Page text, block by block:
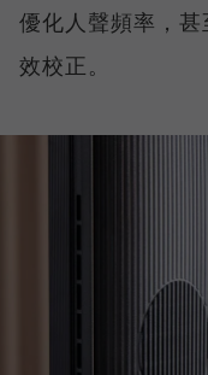
優化人聲頻率，
效校正。